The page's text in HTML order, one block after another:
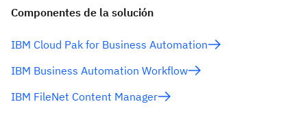
Componentes de la solución
IBM Cloud Pak for Business Automation
IBM Business Automation Workflow
IBM FileNet Content Manager